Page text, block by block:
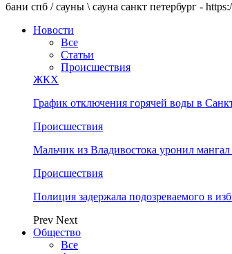
бани спб / сауны \ сауна санкт петербург -
Новости
Все
Статьи
Происшествия
ЖКХ
График отключения горячей воды в
Происшествия
Мальчик из Владивостока уронил
Происшествия
Полиция задержала подозреваемого в
Prev Next
Общество
Все